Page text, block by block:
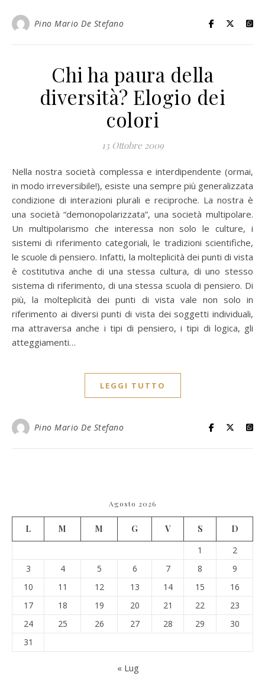
Pino Mario De Stefano
Chi ha paura della
diversità? Elogio dei
colori
13 Ottobre 2009
Nella nostra società complessa e interdipendente (ormai,
in modo irreversibile!), esiste una sempre più generalizzata
condizione di interazioni plurali e reciproche. La nostra è
una società “demonopolarizzata”, una società multipolare.
Un multipolarismo che interessa non solo le culture, i
sistemi di riferimento categoriali, le tradizioni scientifiche,
le scuole di pensiero. Infatti, la molteplicità dei punti di vista
è costitutiva anche di una stessa cultura, di uno stesso
sistema di riferimento, di una stessa scuola di pensiero. Di
più, la molteplicità dei punti di vista vale non solo in
riferimento ai diversi punti di vista dei soggetti individuali,
ma attraversa anche i tipi di pensiero, i tipi di logica, gli
atteggiamenti…
LEGGI TUTTO
Pino Mario De Stefano
Agosto 2026
L M M G V S
D
1
2
3
4 5 6 7 8
9
10
11 12 13 14 15
16
17
18 19 20 21 22
23
24
25 26 27 28 29
30
31
« Lug